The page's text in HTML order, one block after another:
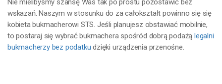
Nie mielibyśmy szansę Was tak po prostu pozostawić bez
wskazań. Naszym w stosunku do za całokształt powinno się się
kobieta bukmacherowi STS. Jeśli planujesz obstawiać mobilnie,
to postaraj się wybrać bukmachera spośród dobrą podażą legalni
bukmacherzy bez podatku dzięki urządzenia przenośne.